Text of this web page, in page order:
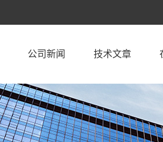
公司新闻 技术文章